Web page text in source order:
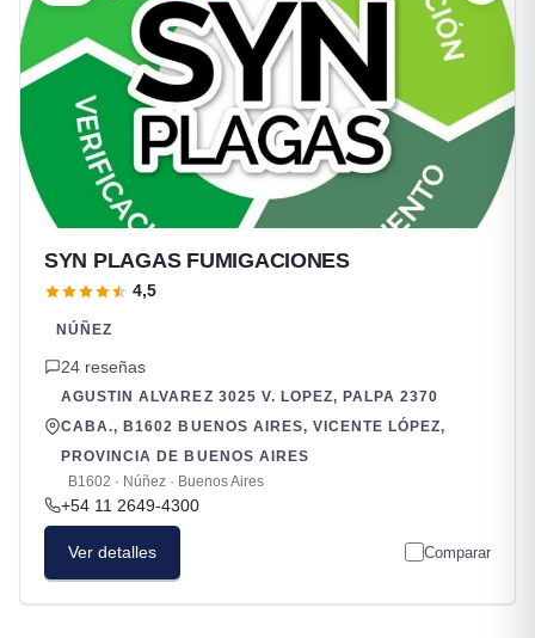
SYN PLAGAS FUMIGACIONES
4,5
NÚÑEZ
24 reseñas
AGUSTIN ALVAREZ 3025 V. LOPEZ, PALPA 2370
CABA., B1602 BUENOS AIRES, VICENTE LÓPEZ,
PROVINCIA DE BUENOS AIRES
B1602 · Núñez · Buenos Aires
+54 11 2649-4300
Ver detalles Comparar